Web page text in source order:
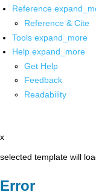
Reference
Reference & Cite
Tools expand_more
Help expand_more
Get Help
Feedback
Readability
x
selected template will
Error